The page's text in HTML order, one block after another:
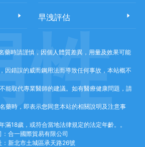
早洩評估
藥時請謹慎，因個人體質差異，用量及效果可能
因錯誤的威而鋼用法而導致任何事故，本站概不
能取代專業醫師的建議。如有醫療健康問題，請
藥時，即表示您同意本站的相關說明及注意事
滿18歲，或符合當地法律規定的法定年齡。。
：合一國際貿易有限公司
：新北市土城區承天路26號
性